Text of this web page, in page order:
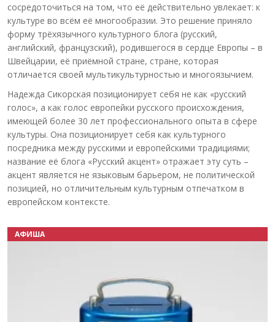
сосредоточиться на том, что её действительно увлекает: к
культуре во всём её многообразии. Это решение приняло
форму трёхязычного культурного блога (русский,
английский, французский), родившегося в сердце Европы – в
Швейцарии, её приёмной стране, стране, которая
отличается своей мультикультурностью и многоязычием.
Надежда Сикорская позиционирует себя не как «русский
голос», а как голос европейки русского происхождения,
имеющей более 30 лет профессионального опыта в сфере
культуры. Она позиционирует себя как культурного
посредника между русскими и европейскими традициями;
название её блога «Русский акцент» отражает эту суть –
акцент является не языковым барьером, не политической
позицией, но отличительным культурным отпечатком в
европейском контексте.
АФИША